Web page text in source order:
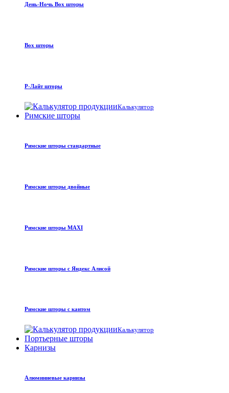
День-Ночь Box шторы
Box шторы
Р-Лайт шторы
Калькулятор
Римские шторы
Римские шторы стандартные
Римские шторы двойные
Римские шторы MAXI
Римские шторы с Яндекс Алисой
Римские шторы с кантом
Калькулятор
Портьерные шторы
Карнизы
Алюминиевые карнизы